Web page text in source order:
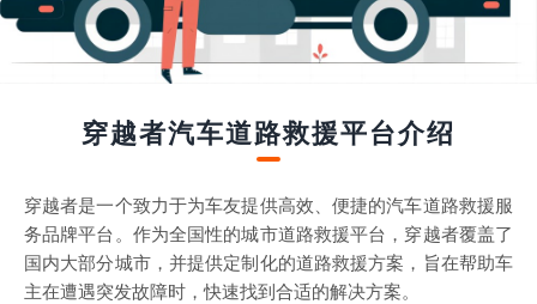
穿越者汽车道路救援平台介绍
穿越者是一个致力于为车友提供高效、便捷的汽车道路救援服
务品牌平台。作为全国性的城市道路救援平台，穿越者覆盖了
国内大部分城市，并提供定制化的道路救援方案，旨在帮助车
主在遭遇突发故障时，快速找到合适的解决方案。